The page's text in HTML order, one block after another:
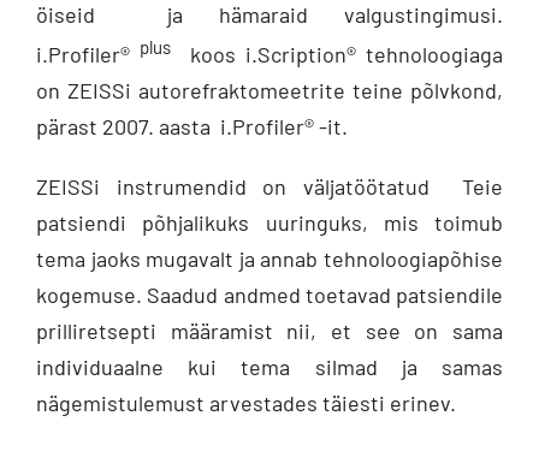
öiseid ja hämaraid valgustingimusi.
i.Profiler® plus
koos i.Scription® tehnoloogiaga
on ZEISSi autorefraktomeetrite teine põlvkond,
pärast 2007. aasta i.Profiler® -it.
ZEISSi instrumendid on väljatöötatud Teie
patsiendi põhjalikuks uuringuks, mis toimub
tema jaoks mugavalt ja annab tehnoloogiapõhise
kogemuse. Saadud andmed toetavad patsiendile
prilliretsepti määramist nii, et see on sama
individuaalne kui tema silmad ja samas
nägemistulemust arvestades täiesti erinev.